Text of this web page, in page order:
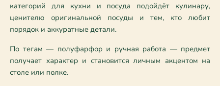
категорий для кухни и посуда подойдёт кулинару,
ценителю оригинальной посуды и тем, кто любит
порядок и аккуратные детали.
По тегам — полуфарфор и ручная работа — предмет
получает характер и становится личным акцентом на
столе или полке.